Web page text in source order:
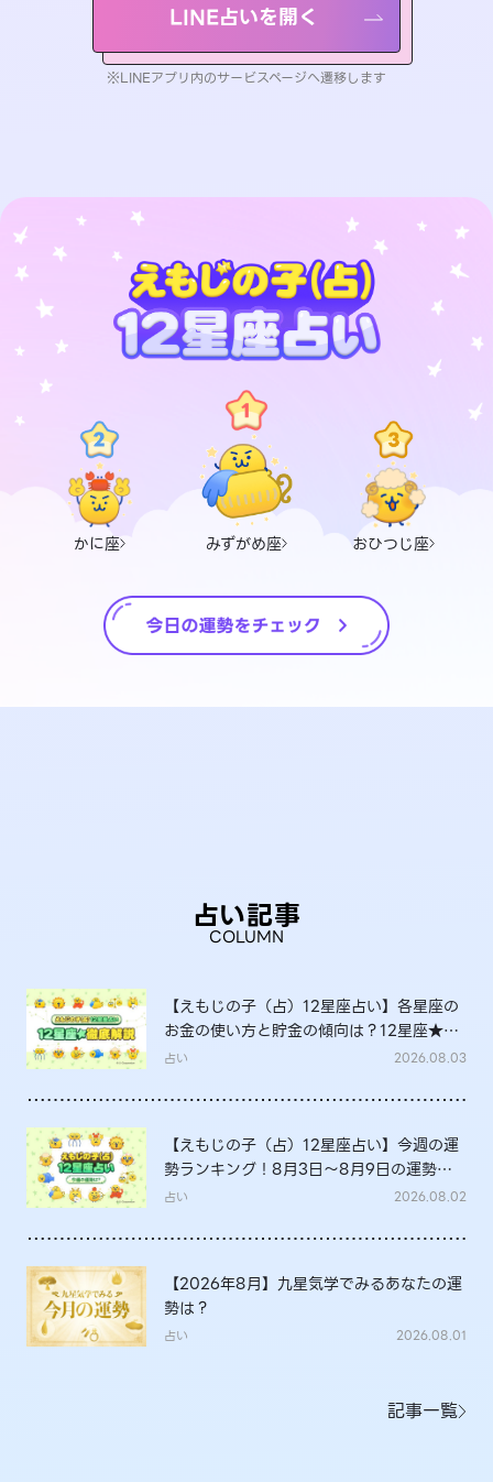
LINE占いを開く
※LINEアプリ内のサービスページへ遷移します
かに座 みずがめ座 おひつじ座
占い記事
COLUMN
【えもじの子（占）12星座占い】各星座の
お金の使い方と貯金の傾向は？12星座★徹
底解説
占い 2026.08.03
【えもじの子（占）12星座占い】今週の運
勢ランキング！8月3日～8月9日の運勢
は？
占い 2026.08.02
【2026年8月】九星気学でみるあなたの運
勢は？
占い 2026.08.01
記事一覧